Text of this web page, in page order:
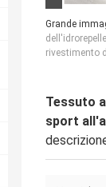
Grande
rivestimento
Tessuto
sport